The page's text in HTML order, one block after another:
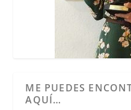
ME PUEDES
AQUÍ…